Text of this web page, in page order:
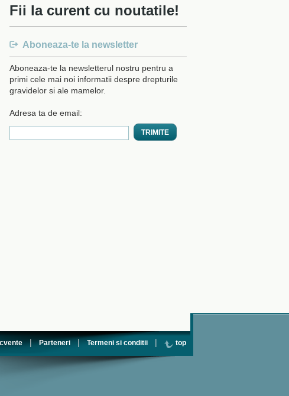
Fii la curent cu noutatile!
Aboneaza-te la newsletter
Aboneaza-te la newsletterul nostru pentru a
primi cele mai noi informatii despre drepturile
gravidelor si ale mamelor.
Adresa ta de email:
|Parteneri|Termeni si conditii| top